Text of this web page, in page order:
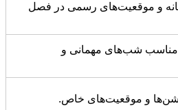
و موقعیت‌های رسمی در فصل
مناسب شب‌های مهمانی و
و موقعیت‌های خاص.